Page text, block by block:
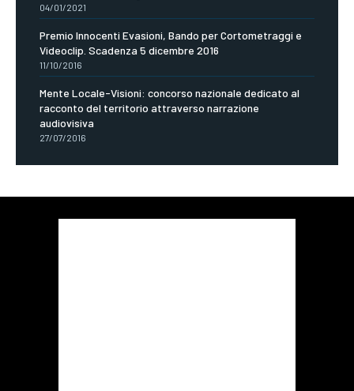
04/01/2021
Premio Innocenti Evasioni, Bando per Cortometraggi e
Videoclip. Scadenza 5 dicembre 2016
11/10/2016
Mente Locale-Visioni: concorso nazionale dedicato al
racconto del territorio attraverso narrazione
audiovisiva
27/07/2016